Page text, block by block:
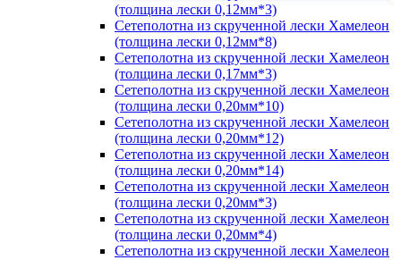
(толщина лески 0,12мм*3)
Сетеполотна из скрученной лески Хамелеон
(толщина лески 0,12мм*8)
Сетеполотна из скрученной лески Хамелеон
(толщина лески 0,17мм*3)
Сетеполотна из скрученной лески Хамелеон
(толщина лески 0,20мм*10)
Сетеполотна из скрученной лески Хамелеон
(толщина лески 0,20мм*12)
Сетеполотна из скрученной лески Хамелеон
(толщина лески 0,20мм*14)
Сетеполотна из скрученной лески Хамелеон
(толщина лески 0,20мм*3)
Сетеполотна из скрученной лески Хамелеон
(толщина лески 0,20мм*4)
Сетеполотна из скрученной лески Хамелеон